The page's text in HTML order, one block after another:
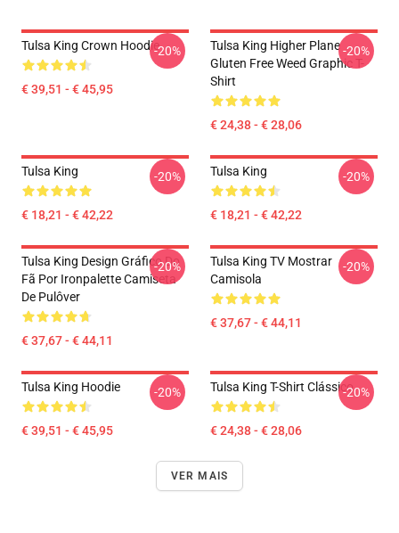
Tulsa King Crown Hoodie
€ 39,51 - € 45,95
-20%
Tulsa King Higher Plane
Gluten Free Weed Graphic T-
Shirt
€ 24,38 - € 28,06
-20%
Tulsa King
€ 18,21 - € 42,22
-20% Tulsa King
€ 18,21 - € 42,22
-20%
Tulsa King Design Gráfico Do
Fã Por Ironpalette Camiseta
De Pulôver
€ 37,67 - € 44,11
-20%
Tulsa King TV Mostrar
Camisola
€ 37,67 - € 44,11
-20%
Tulsa King Hoodie
€ 39,51 - € 45,95
-20% Tulsa King T-Shirt Clássico
€ 24,38 - € 28,06
-20%
VER MAIS